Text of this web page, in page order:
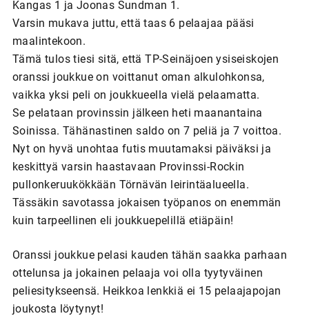
Kangas 1 ja Joonas Sundman 1.
Varsin mukava juttu, että taas 6 pelaajaa pääsi
maalintekoon.
Tämä tulos tiesi sitä, että TP-Seinäjoen ysiseiskojen
oranssi joukkue on voittanut oman alkulohkonsa,
vaikka yksi peli on joukkueella vielä pelaamatta.
Se pelataan provinssin jälkeen heti maanantaina
Soinissa. Tähänastinen saldo on 7 peliä ja 7 voittoa.
Nyt on hyvä unohtaa futis muutamaksi päiväksi ja
keskittyä varsin haastavaan Provinssi-Rockin
pullonkeruukökkään Törnävän leirintäalueella.
Tässäkin savotassa jokaisen työpanos on enemmän
kuin tarpeellinen eli joukkuepelillä etiäpäin!
Oranssi joukkue pelasi kauden tähän saakka parhaan
ottelunsa ja jokainen pelaaja voi olla tyytyväinen
peliesitykseensä. Heikkoa lenkkiä ei 15 pelaajapojan
joukosta löytynyt!